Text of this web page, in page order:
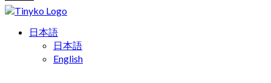
日本語
日本語
English